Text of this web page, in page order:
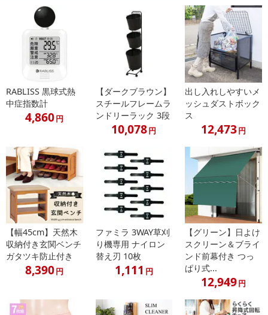
収納時：約15×45cm
・商品重量：中綿重さ/約300g
・その他商品仕様：備考/約169cmファスナー付き、撥水加工、ダウ
ンプルーフ加工
注意事項
【賞味・消費期限のある商品について】
商品到着時点でのお日持ち期間は、配送日数などにより異なります
【キャンセルについて】
※お申込み後のキャンセルはお受けできません。
記載されている内容を必ずご確認いただき、お届けする商品セット
にご納得いただきましたうえでお申し込みください。
※パッケージ変更や商品リニューアル（成分など含む）等により、
参考の掲載画像や画像内のバーコードなど、お届け商品と多少異な
る場合がございます。
また、[新たな加工食品の原料原産地表示制度]の経過措置期間の終
了により、商品詳細内に記載の原産国・原材料の表記が旧表記の場
あらかじめご了承いただいた上でお申込みください。なお、本理由
RABLISS 黒球式熱
中症指数計
4,860円
【ダークブラウン】
スチールフレームラ
ンドリーラック 3段
10,078円
出し入れしやすいメ
ッシュダストボック
ス
12,473円
【幅45cm】天然木
収納付き玄関ベンチ
ガタツキ防止付き
8,390円
ファミラ 3WAY草刈
り機専用 ナイロン
替え刃 10枚
1,111 円
【グリーン】日よけ
スクリーン＆ブライ
ンド前幕付き つっ
ぱり式...
12,949円